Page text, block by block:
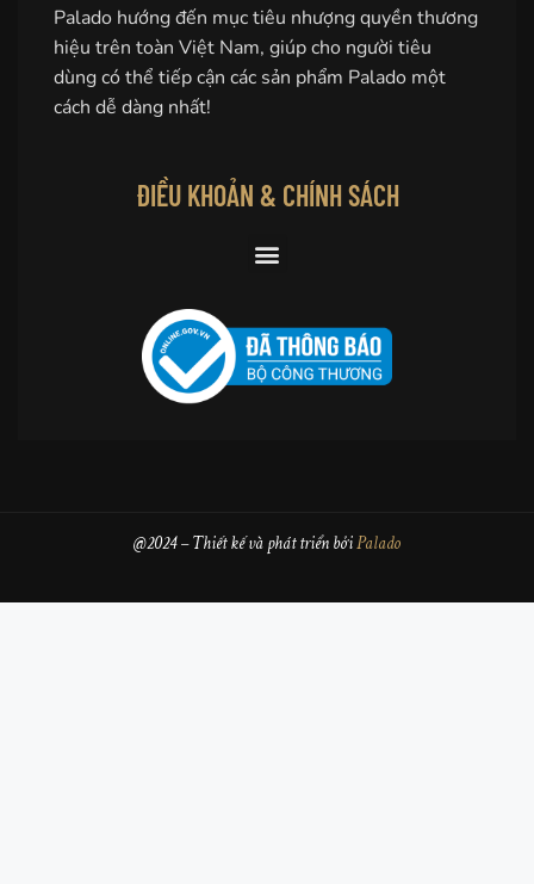
Palado hướng đến mục tiêu nhượng quyền thương
hiệu trên toàn Việt Nam, giúp cho người tiêu
dùng có thể tiếp cận các sản phẩm Palado một
cách dễ dàng nhất!
ĐIỀU KHOẢN & CHÍNH SÁCH
@2024 – Thiết kế và phát triển bởiPalado